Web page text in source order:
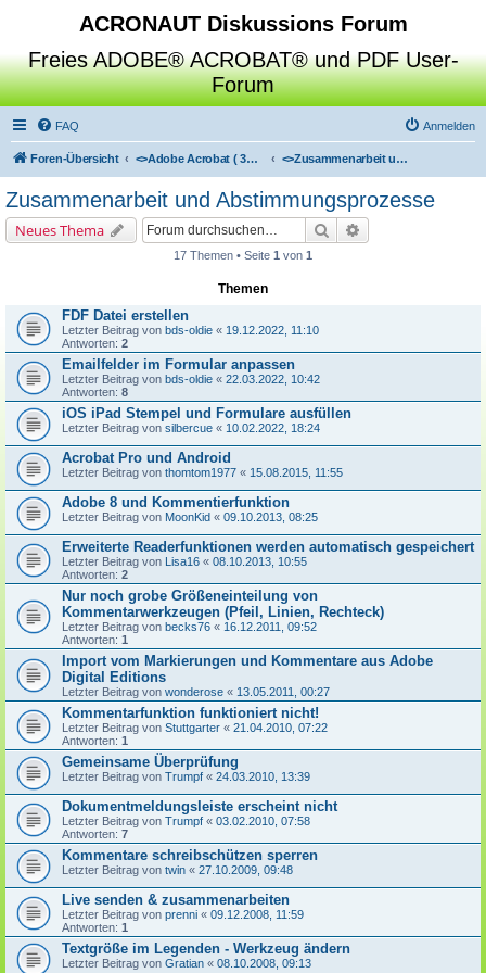
ACRONAUT Diskussions Forum
Freies ADOBE® ACROBAT® und PDF User-
Forum
FAQ Anmelden
Foren-Übersicht <>Adobe Acrobat ( 3D / Professional / Standard / Reader / Distiller ) <>Zusammenarbeit und Abstimmungsprozesse
Zusammenarbeit und Abstimmungsprozesse
Neues Thema Suche
17 Themen • Seite 1 von 1
Themen
FDF Datei erstellen
Letzter Beitrag von bds-oldie « 19.12.2022, 11:10
Antworten: 2
Emailfelder im Formular anpassen
Letzter Beitrag von bds-oldie « 22.03.2022, 10:42
Antworten: 8
iOS iPad Stempel und Formulare ausfüllen
Letzter Beitrag von silbercue « 10.02.2022, 18:24
Acrobat Pro und Android
Letzter Beitrag von thomtom1977 « 15.08.2015, 11:55
Adobe 8 und Kommentierfunktion
Letzter Beitrag von MoonKid « 09.10.2013, 08:25
Erweiterte Readerfunktionen werden automatisch gespeichert
Letzter Beitrag von Lisa16 « 08.10.2013, 10:55
Antworten: 2
Nur noch grobe Größeneinteilung von
Kommentarwerkzeugen (Pfeil, Linien, Rechteck)
Letzter Beitrag von becks76 « 16.12.2011, 09:52
Antworten: 1
Import vom Markierungen und Kommentare aus Adobe
Digital Editions
Letzter Beitrag von wonderose « 13.05.2011, 00:27
Kommentarfunktion funktioniert nicht!
Letzter Beitrag von Stuttgarter « 21.04.2010, 07:22
Antworten: 1
Gemeinsame Überprüfung
Letzter Beitrag von Trumpf « 24.03.2010, 13:39
Dokumentmeldungsleiste erscheint nicht
Letzter Beitrag von Trumpf « 03.02.2010, 07:58
Antworten: 7
Kommentare schreibschützen sperren
Letzter Beitrag von twin « 27.10.2009, 09:48
Live senden & zusammenarbeiten
Letzter Beitrag von prenni « 09.12.2008, 11:59
Antworten: 1
Textgröße im Legenden - Werkzeug ändern
Letzter Beitrag von Gratian « 08.10.2008, 09:13